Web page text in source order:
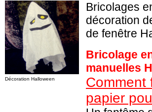
Décoration Halloween
Bricolages
décoration
de fenêtre
Bricolage
manuelles
Comment
papier